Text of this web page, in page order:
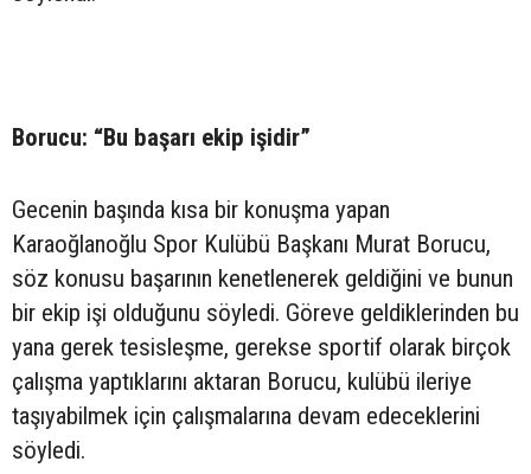
Borucu: “Bu başarı ekip işidir”
Gecenin başında kısa bir konuşma yapan
Karaoğlanoğlu Spor Kulübü Başkanı Murat Borucu,
söz konusu başarının kenetlenerek geldiğini ve bunun
bir ekip işi olduğunu söyledi. Göreve geldiklerinden bu
yana gerek tesisleşme, gerekse sportif olarak birçok
çalışma yaptıklarını aktaran Borucu, kulübü ileriye
taşıyabilmek için çalışmalarına devam edeceklerini
söyledi.